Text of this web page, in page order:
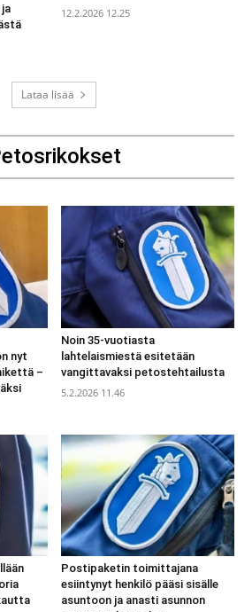
12.2.2026 12.25
Lataa lisää
nyt
–
Noin 35-vuotiasta
lahtelaismiestä esitetään
vangittavaksi petostehtailusta
5.2.2026 11.46
Postipaketin toimittajana
esiintynyt henkilö pääsi sisälle
asuntoon ja anasti asunnon